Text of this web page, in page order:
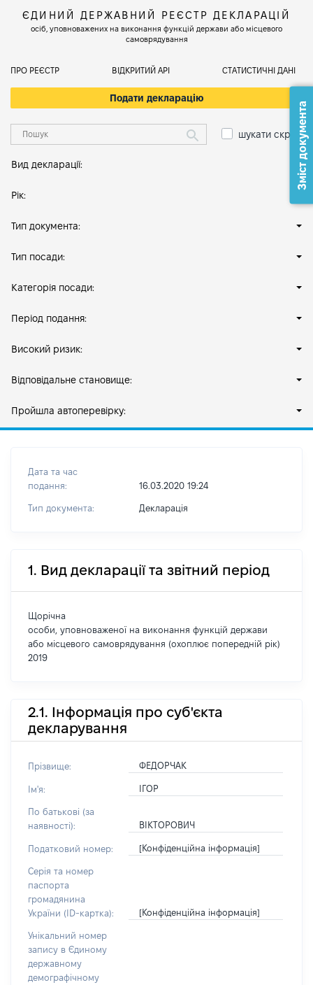
ЄДИНИЙ ДЕРЖАВНИЙ РЕЄСТР ДЕКЛАРАЦІЙ
осіб, уповноважених на виконання функцій держави або місцевого
самоврядування
ПРО РЕЄСТР ВІДКРИТИЙ АРІ СТАТИСТИЧНІ ДАНІ
Подати декларацію
шукати скрізь
Вид декларації:
Рік:
Тип документа:
Тип посади:
Категорія посади:
Період подання:
Високий ризик:
Відповідальне становище:
Пройшла автоперевірку:
Дата та час
подання:
16.03.2020 19:24
Тип документа: Декларація
1. Вид декларації та звітний період
Щорічна
особи, уповноваженої на виконання функцій держави
або місцевого самоврядування (охоплює попередній рік)
2019
2.1. Інформація про суб'єкта
декларування
Прізвище: ФЕДОРЧАК
Ім'я: ІГОР
По батькові (за
наявності):
ВІКТОРОВИЧ
Податковий номер: [Конфіденційна інформація]
Серія та номер
паспорта
громадянина
України (ID-картка):
[Конфіденційна інформація]
Унікальний номер
запису в Єдиному
державному
демографічному
Зміст документа